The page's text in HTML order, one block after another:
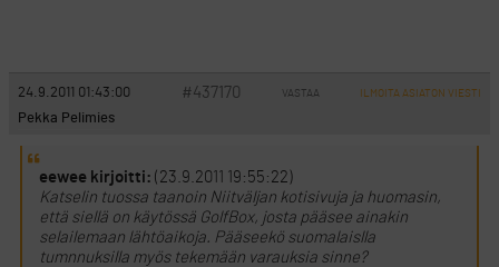
24.9.2011 01:43:00 #437170 VASTAA ILMOITA ASIATON VIESTI
Pekka Pelimies
eewee kirjoitti: (23.9.2011 19:55:22)
Katselin tuossa taanoin Niitväljan kotisivuja ja huomasin,
että siellä on käytössä GolfBox, josta pääsee ainakin
selailemaan lähtöaikoja. Pääseekö suomalaislla
tumnnuksilla myös tekemään varauksia sinne?